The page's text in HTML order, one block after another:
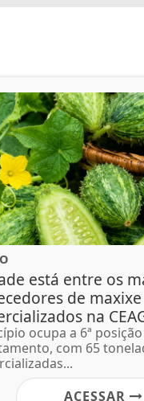
está entre os
de maxixe
na
ocupa a 6ª
com 65
ACESSAR